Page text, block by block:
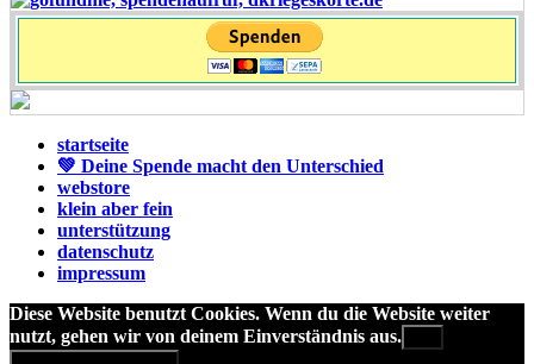
startseite
💚 Deine Spende macht den Unterschied
webstore
klein aber fein
unterstützung
datenschutz
impressum
Diese Website benutzt Cookies. Wenn du die Website weiter
nutzt, gehen wir von deinem Einverständnis aus.